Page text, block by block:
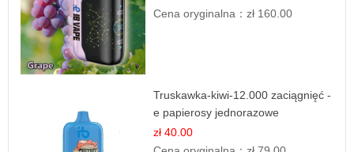
Cena oryginalna：zł 160.00
Truskawka-kiwi-12.000 zaciągnięć -
e papierosy jednorazowe
zł 40.00